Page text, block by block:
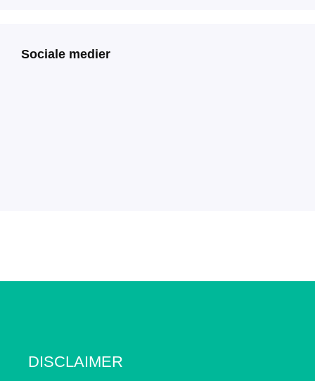
Sociale medier
DISCLAIMER